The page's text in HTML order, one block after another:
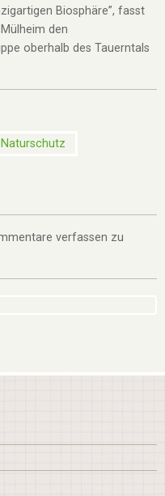
Biosphäre”, fasst
den
oberhalb des Tauerntals
verfassen zu